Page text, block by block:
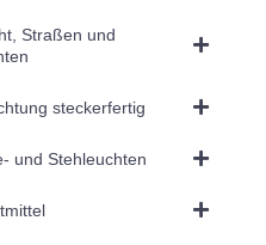
Straßen und
steckerfertig
und Stehleuchten